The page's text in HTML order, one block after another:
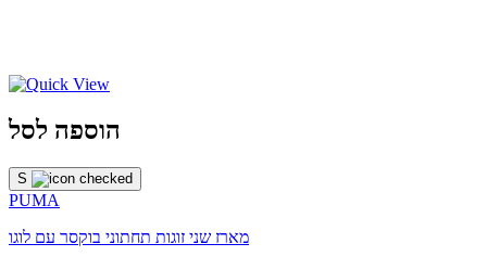
הוספה לסל
S
PUMA
מארז שני זוגות תחתוני בוקסר עם לוגו